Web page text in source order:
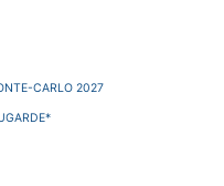
CARLO 2027